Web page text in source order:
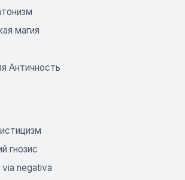
магия
Античность
гнозис
negativa